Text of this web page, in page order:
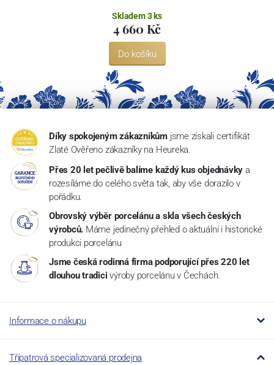
Skladem 3 ks
4 660 Kč
Do košíku
Díky spokojeným zákazníkům jsme získali certifikát
Zlaté Ověřeno zákazníky na Heureka.
Přes 20 let pečlivě balíme každý kus objednávky a
rozesíláme do celého světa tak, aby vše dorazilo v
pořádku.
Obrovský výběr porcelánu a skla všech českých
výrobců. Máme jedinečný přehled o aktuální i historické
produkci porcelánu
Jsme česká rodinná firma podporující přes 220 let
dlouhou tradici výroby porcelánu v Čechách.
Informace o nákupu
Třípatrová specializovaná prodejna